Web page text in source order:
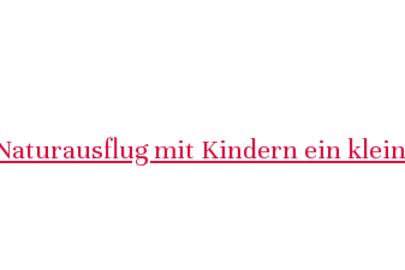
mit Kindern ein